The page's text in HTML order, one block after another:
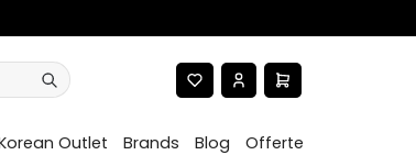
Outlet Brands Blog Offerte